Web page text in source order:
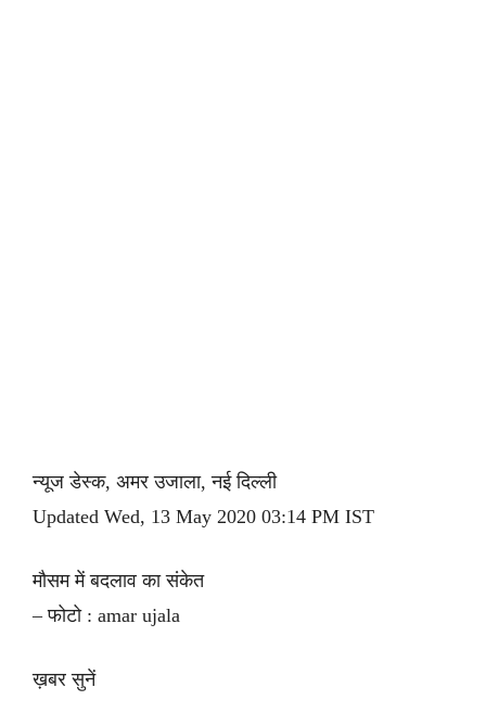
न्यूज डेस्क, अमर उजाला, नई दिल्ली
Updated Wed, 13 May 2020 03:14 PM IST
मौसम में बदलाव का संकेत
– फोटो : amar ujala
ख़बर सुनें